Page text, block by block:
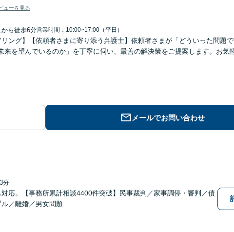
ューを見る
から徒歩6分営業時間：10:00~17:00（平日）
リング】【依頼者さまに寄り添う弁護士】依頼者さまが「どういった問題
来を望んでいるのか」を丁寧に伺い、最善の解決策をご提案します。お気
メールでお問い合わせ
分
応。【事務所累計相談4400件突破】民事裁判／家事調停・審判／債
／離婚／男女問題